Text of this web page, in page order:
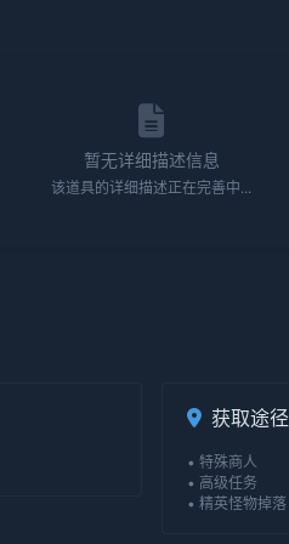
暂无详细描述信息
该道具的详细描述正在完善中...
获取途径
• 特殊商人
• 高级任务
• 精英怪物掉落